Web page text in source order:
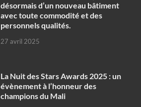
désormais d’un nouveau bâtiment
avec toute commodité et des
personnels qualités.
27 avril 2025
‎La Nuit des Stars Awards 2025 : un
évènement à l’honneur des
champions du Mali